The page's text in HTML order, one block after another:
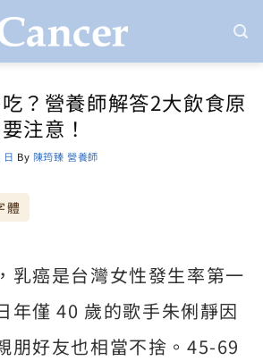
？營養師解答2大飲食原
注意！
By 陳筠臻 營養師
體
乳癌是台灣女性發生率第一
年僅 40 歲的歌手朱俐靜因
朋好友也相當不捨。45-69